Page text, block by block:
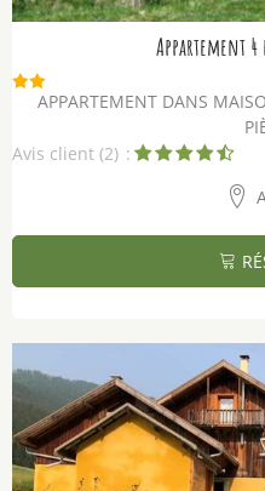
Appartement
APPARTEMENT DANS
Avis client (2)